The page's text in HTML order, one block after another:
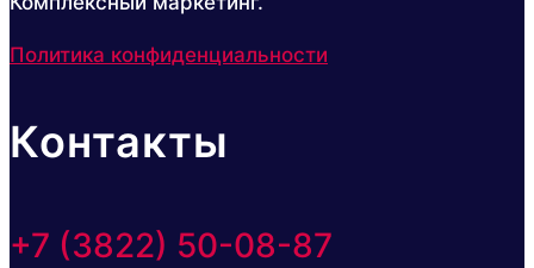
Политика конфиденциальности
Контакты
+7 (3822) 50-08-87